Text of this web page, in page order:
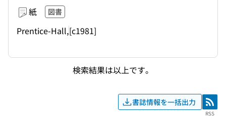
紙 図書
Prentice-Hall,[c1981]
検索結果は以上です。
書誌情報を一括出力 RSS
RSS